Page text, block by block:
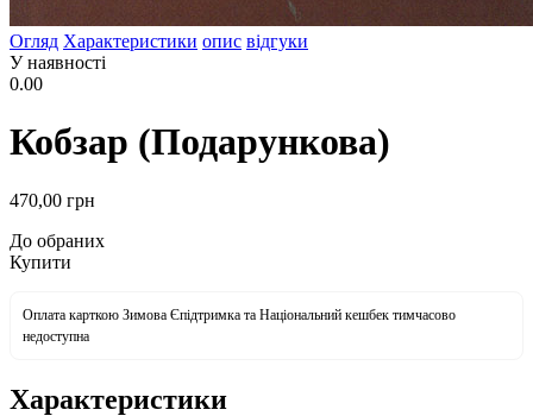
Огляд Характеристики опис відгуки
У наявності
0.00
Кобзар (Подарункова)
470,00 грн
До обраних
Купити
Оплата карткою Зимова Єпідтримка та Національний кешбек тимчасово
недоступна
Характеристики